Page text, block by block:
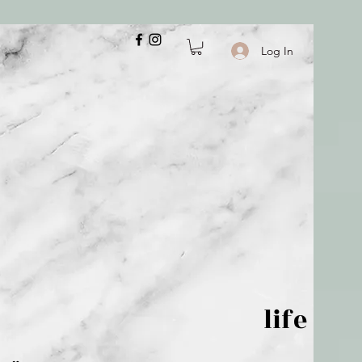
Log In
is but wind; life